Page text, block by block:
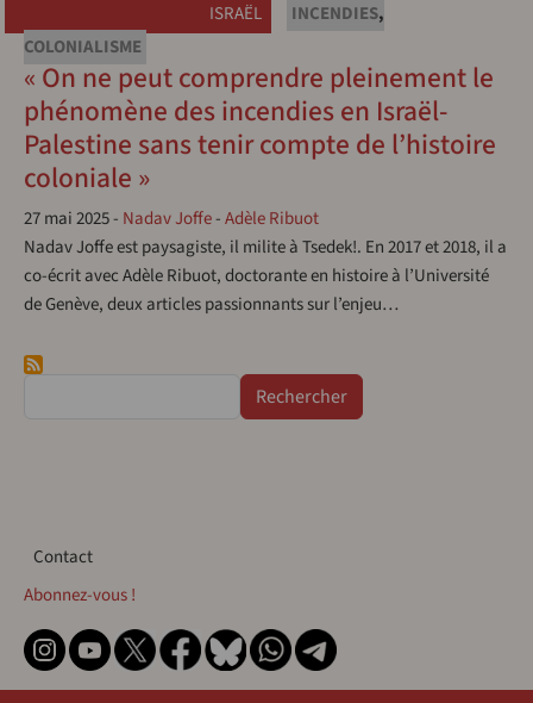
ISRAËL INCENDIES,
COLONIALISME
« On ne peut comprendre pleinement le
phénomène des incendies en Israël-
Palestine sans tenir compte de l’histoire
coloniale »
27 mai 2025- Nadav Joffe-Adèle Ribuot
Nadav Joffe est paysagiste, il milite à Tsedek!. En 2017 et 2018, il a
co-écrit avec Adèle Ribuot, doctorante en histoire à l’Université
de Genève, deux articles passionnants sur l’enjeu…
Contact
Contact
Abonnez-vous !